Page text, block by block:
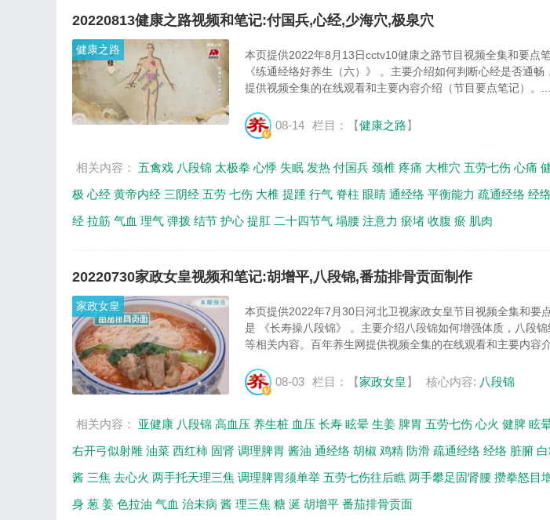
20220813健康之路视频和笔记:付国兵,心经,少海穴,极泉穴
健康之路
本页提供2022年8月13日cctv10健康之路节目视频全集和要点
《练通经络好养生（六）》 。主要介绍如何判断心经是否通
提供视频全集的在线观看和主要内容介绍（节目要点笔记）。...
08-14 栏目：【健康之路】
相关内容： 五禽戏 八段锦 太极拳 心悸 失眠 发热 付国兵 颈椎 疼痛 大椎穴 五劳七伤 心痛
极 心经 黄帝内经 三阴经 五劳 七伤 大椎 提踵 行气 脊柱 眼睛 通经络 平衡能力 疏通经络 经络
经 拉筋 气血 理气 弹拨 结节 护心 提肛 二十四节气 塌腰 注意力 瘀堵 收腹 瘀 肌肉
20220730家政女皇视频和笔记:胡增平,八段锦,番茄排骨贡面制作
家政女皇
本页提供2022年7月30日河北卫视家政女皇节目视频全集和要
是 《长寿操八段锦》 。主要介绍八段锦如何增强体质，八段
等相关内容。百年养生网提供视频全集的在线观看和主要内容介
08-03 栏目：【家政女皇 】 核心内容: 八段锦
相关内容： 亚健康 八段锦 高血压 养生桩 血压 长寿 眩晕 生姜 脾胃 五劳七伤 心火 健脾 眩
右开弓似射雕 油菜 西红柿 固肾 调理脾胃 酱油 通经络 胡椒 鸡精 防滑 疏通经络 经络 脏腑
酱 三焦 去心火 两手托天理三焦 调理脾胃须单举 五劳七伤往后瞧 两手攀足固肾腰 攒拳怒目
身 葱 姜 色拉油 气血 治未病 酱 理三焦 糖 涎 胡增平 番茄排骨贡面